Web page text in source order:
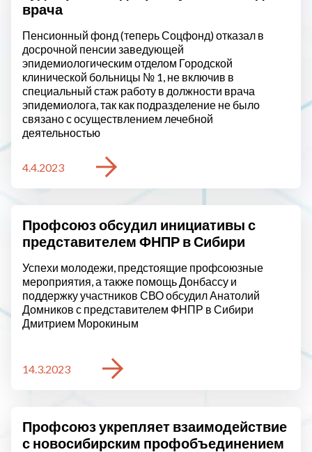
врача
Пенсионный фонд (теперь Соцфонд) отказал в
досрочной пенсии заведующей
эпидемиологическим отделом Городской
клинической больницы № 1, не включив в
специальный стаж работу в должности врача
эпидемиолога, так как подразделение не было
связано с осуществлением лечебной
деятельностью
4.4.2023
Профсоюз обсудил инициативы с
представителем ФНПР в Сибири
Успехи молодежи, предстоящие профсоюзные
мероприятия, а также помощь Донбассу и
поддержку участников СВО обсудил Анатолий
Домников с представителем ФНПР в Сибири
Дмитрием Морокиным
14.3.2023
Профсоюз укрепляет взаимодействие
с новосибирским профобъединением